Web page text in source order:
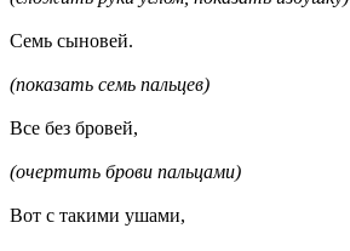
Семь сыновей.
(показать семь пальцев)
Все без бровей,
(очертить брови пальцами)
Вот с такими ушами,